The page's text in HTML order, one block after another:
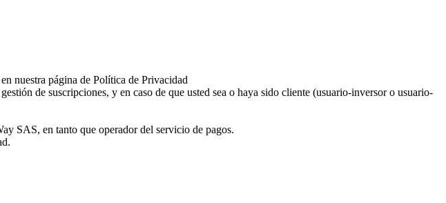
nuestra página de Política de Privacidad
de suscripciones, y en caso de que usted sea o haya sido cliente (usuario-inversor o usuario-
SAS, en tanto que operador del servicio de pagos.